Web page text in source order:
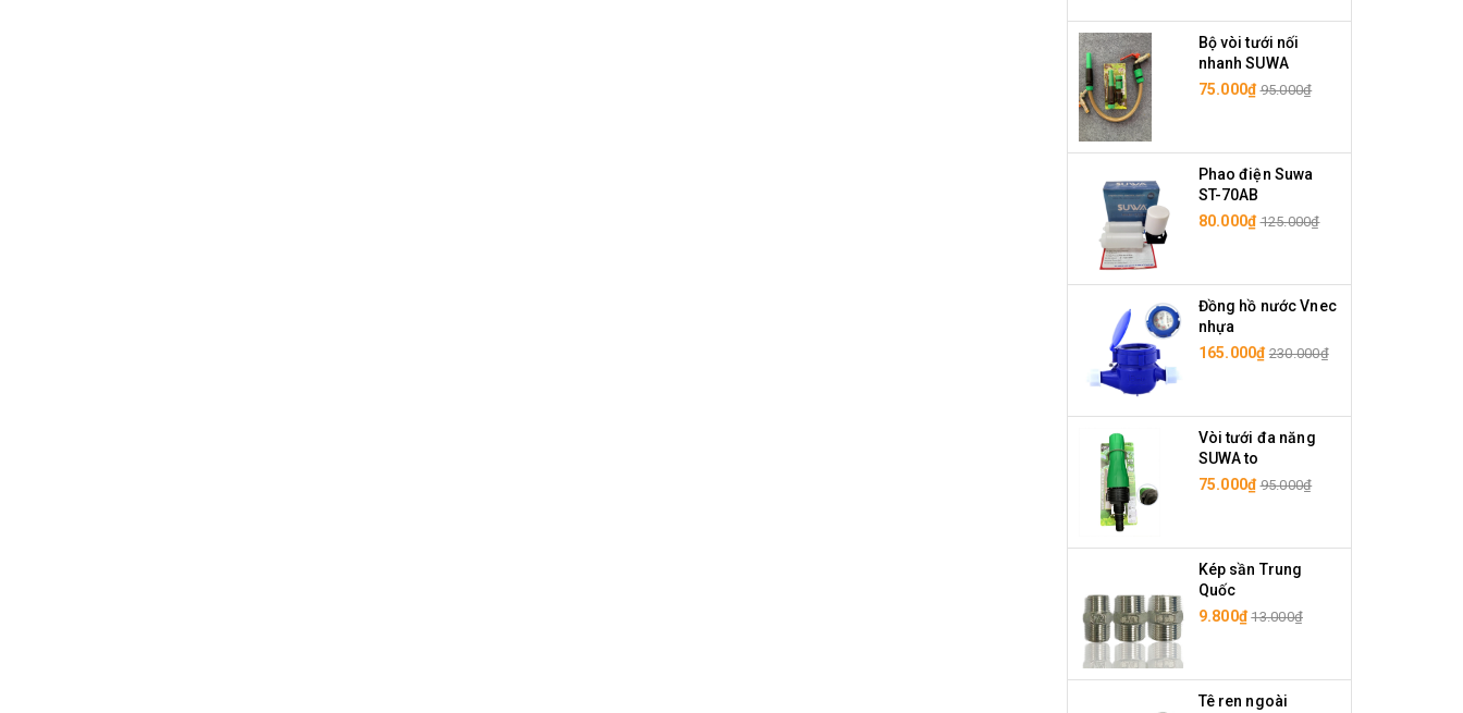
Bộ vòi tưới nối
nhanh SUWA
75.000₫ 95.000₫
Phao điện Suwa
ST-70AB
80.000₫ 125.000₫
Đồng hồ nước Vnec
nhựa
165.000₫ 230.000₫
Vòi tưới đa năng
SUWA to
75.000₫ 95.000₫
Kép sần Trung
Quốc
9.800₫ 13.000₫
Tê ren ngoài